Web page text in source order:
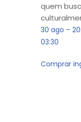
quem
30 ago –
03:30
Comprar